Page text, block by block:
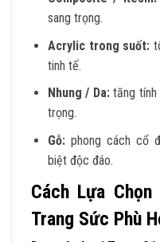
sang trọng.
Acrylic trong suốt:
tinh tế.
Nhung / Da:tăng tính
trọng.
Gỗ:phong cách cổ
biệt độc đáo.
Cách Lựa Chọn
Trang Sức Phù